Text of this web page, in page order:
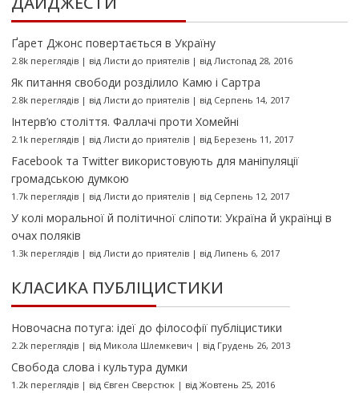
Ґарет Джонс повертається в Україну
2.8k переглядів| від Листи до приятелів| від Листопад 28, 2016
Як питання свободи розділило Камю і Сартра
2.8k переглядів| від Листи до приятелів| від Серпень 14, 2017
Інтерв’ю століття. Фаллачі проти Хомейні
2.1k переглядів| від Листи до приятелів| від Березень 11, 2017
Facebook та Twitter використовують для маніпуляції
громадською думкою
1.7k переглядів| від Листи до приятелів| від Серпень 12, 2017
У колі моральної й політичної сліпоти: Україна й українці в
очах поляків
1.3k переглядів| від Листи до приятелів| від Липень 6, 2017
КЛАСИКА ПУБЛІЦИСТИКИ
Новочасна потуга: ідеї до філософії публіцистики
2.2k переглядів| від Микола Шлемкевич | від Грудень 26, 2013
Свобода слова і культура думки
1.2k переглядів| від Євген Сверстюк| від Жовтень 25, 2016